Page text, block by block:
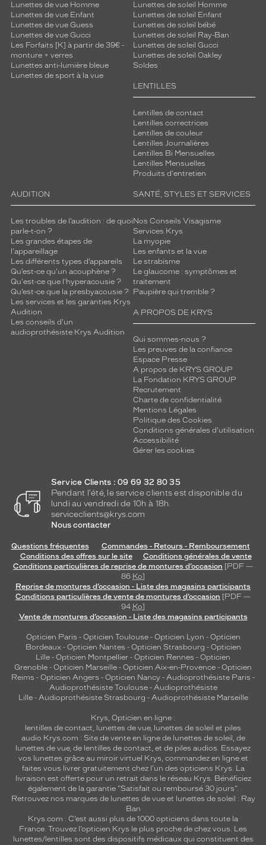
Lunettes de vue Homme
Lunettes de vue Enfant
Lunettes de vue Guess
Lunettes de vue Gucci
Les Forfaits [K] à partir de 39€ -
monture + verres
Lunettes anti-lumière bleue
Lunettes de sport à la vue
Lunettes de soleil Homme
Lunettes de soleil Enfant
Lunettes de soleil bébé
Lunettes de soleil Ray-Ban
Lunettes de soleil Gucci
Lunettes de soleil Oakley
Soldes
LENTILLES
Lentilles de contact
Lentilles correctrices
Lentilles de couleur
Lentilles Journalières
Lentilles Bi Mensuelles
Lentilles Mensuelles
Produits d'entretien
AUDITION
Les troubles de l’audition : de quoi
parle-t-on ?
Les grandes étapes de
l'appareillage
Les différents types d’appareils
Qu’est-ce qu'un acouphène ?
Qu'est-ce que l'hyperacousie ?
Qu’est-ce que la presbyacousie ?
Les services et les garanties Krys
Audition
Les conseils d'un
audioprothésiste Krys Audition
SANTÉ, STYLES ET SERVICES
Nos Conseils Visagisme
Services Krys
La myopie
Les enfants et la vue
Le strabisme
Le glaucome : symptômes et
traitement
Paupière qui tremble ?
A PROPOS DE KRYS
Qui sommes-nous ?
Les preuves de la confiance
Espace Presse
A propos de KRYS GROUP
La Fondation KRYS GROUP
Recrutement
Charte de confidentialité
Mentions Légales
Politique des Cookies
Conditions générales d'utilisation
Accessibilité
Gérer les cookies
Service Clients : 09 69 32 80 35
Pendant l'été, le service clients est disponible du
lundi au vendredi de 10h à 18h.
serviceclients@krys.com
Nous contacter
Questions fréquentes
Commandes - Retours - Remboursement
Conditions des offres sur le site
Conditions générales de vente
Conditions particulières de reprise de montures d’occasion [PDF —
86 Ko]
Reprise de montures d’occasion - Liste des magasins participants
Conditions particulières de vente de montures d’occasion [PDF —
94 Ko]
Vente de montures d’occasion - Liste des magasins participants
Opticien Paris - Opticien Toulouse- Opticien Lyon - Opticien
Bordeaux- Opticien Nantes - Opticien Strasbourg - Opticien
Lille - Opticien Montpellier - Opticien Rennes - Opticien
Grenoble - Opticien Marseille - Opticien Aix-en-Provence - Opticien
Reims - Opticien Angers - Opticien Nancy - Audioprothésiste Paris -
Audioprothésiste Toulouse- Audioprothésiste
Lille- Audioprothésiste Strasbourg - Audioprothésiste Marseille
Krys, Opticien en ligne :
lentilles de contact, lunettes de vue, lunettes de soleil et piles
audio Krys.com : Site de vente en ligne de lunettes de soleil, de
lunettes de vue, de lentilles de contact, et de piles audios. Essayez
vos lunettes grâce au miroir virtuel Krys, commandez en ligne et
faites vous livrer gratuitement chez l'un des opticiens Krys. La
livraison est offerte pour un retrait dans le réseau Krys. Bénéficiez
également de la garantie "Satisfait ou remboursé 30 jours".
Retrouvez nos marques de lunettes de vue et lunettes de soleil : Ray
Ban
Krys.com : C’est aussi plus de 1000 opticiens dans toute la
France. Trouvez l’opticien Krys le plus proche de chez vous. Les
lunettes/lentilles sont des dispositifs médicaux qui constituent des